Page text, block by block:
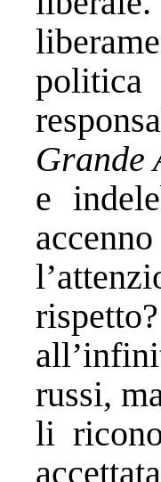
politica
Grande
e
russi,
li